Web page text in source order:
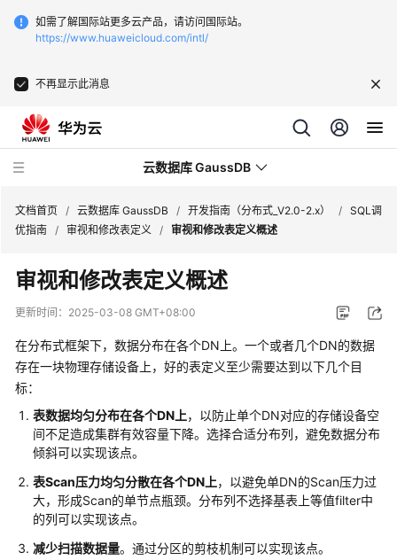
如需了解国际站更多云产品，请访问国际站。
https://www.huaweicloud.com/intl/
不再显示此消息
云数据库 GaussDB
最
新
动
服
告
品
介
绍
文档首页 / 云数据库 GaussDB / 开发指南（分布式_V2.0-2.x） / SQL调
优指南 / 审视和修改表定义 / 审视和修改表定义概述
审视和修改表定义概述
更新时间： 2025-03-08 GMT+08:00
在分布式框架下，数据分布在各个DN 上。一个或者几个DN的数据
存在一块物理存储设备上，好的表定义至少需要达到以下几个目
标：
表数据均匀分布在各个DN 上，以防止单个DN对应的存储设备空
间不足造成集群有效容量下降。选择合适分布列，避免数据分布
倾斜可以实现该点。
表Scan压力均匀分散在各个DN 上，以避免单DN的Scan压力过
大，形成Scan的单节点瓶颈。分布列不选择基表上等值filter中
的列可以实现该点。
减少扫描数据量。通过分区的剪枝机制可以实现该点。